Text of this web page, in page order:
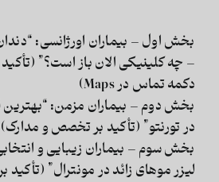
بخش اول – بیماران اورژانسی:
– چه کلینیکی الان باز است؟”
دکمه تماس در Maps)
بخش دوم – بیماران مزمن:
در تورنتو” (تأکید بر تخصص و مدارک)
بخش سوم – بیماران زیبایی و
لیزر موهای زائد در مونترال” (تأکید